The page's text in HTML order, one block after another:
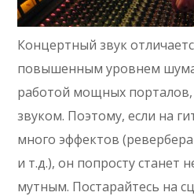
Концертный звук
повышенным уровнем
работой мощных
звуком. Поэтому, если на
много эффектов
и т.д.), он попросту станет
мутным. Постарайтесь на